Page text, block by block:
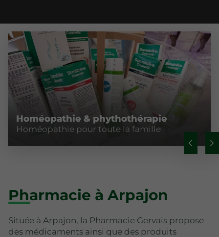
Homéopathie & phythothérapie
Homéopathie pour toute la famille
Pharmacie à Arpajon
Située à Arpajon, la Pharmacie Gervais propose
des médicaments ainsi que des produits